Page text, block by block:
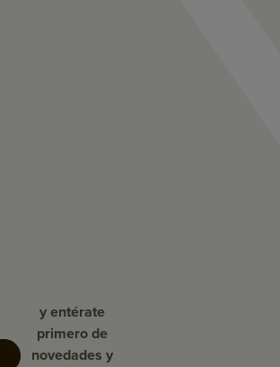
y entérate
primero de
novedades y